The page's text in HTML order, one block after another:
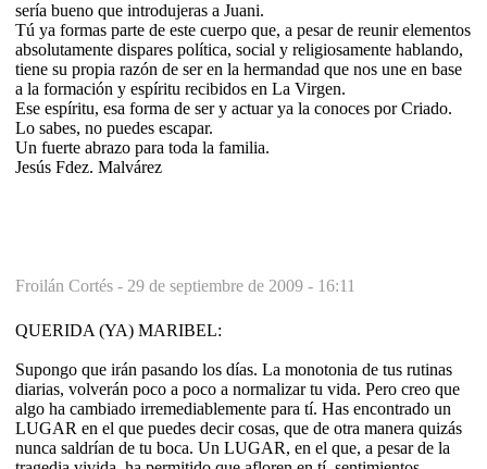
sería bueno que introdujeras a Juani.
Tú ya formas parte de este cuerpo que, a pesar de reunir elementos
absolutamente dispares política, social y religiosamente hablando,
tiene su propia razón de ser en la hermandad que nos une en base
a la formación y espíritu recibidos en La Virgen.
Ese espíritu, esa forma de ser y actuar ya la conoces por Criado.
Lo sabes, no puedes escapar.
Un fuerte abrazo para toda la familia.
Jesús Fdez. Malvárez
Froilán Cortés - 29 de septiembre de 2009 - 16:11
QUERIDA (YA) MARIBEL:
Supongo que irán pasando los días. La monotonia de tus rutinas
diarias, volverán poco a poco a normalizar tu vida. Pero creo que
algo ha cambiado irremediablemente para tí. Has encontrado un
LUGAR en el que puedes decir cosas, que de otra manera quizás
nunca saldrían de tu boca. Un LUGAR, en el que, a pesar de la